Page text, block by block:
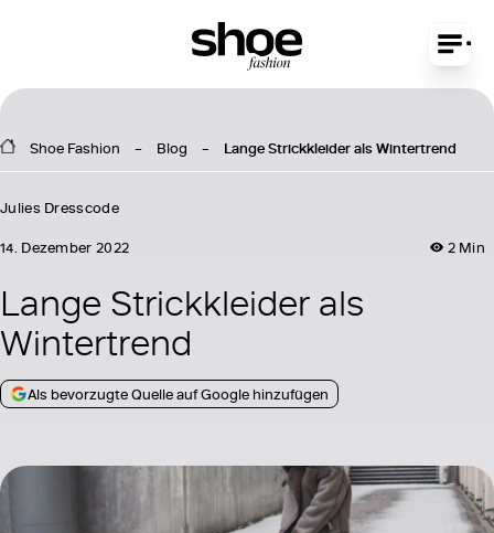
Shoe Fashion Blog Lange Strickkleider als Wintertrend
Julies Dresscode
2 Min
14. Dezember 2022
Lange Strickkleider als
Wintertrend
Als bevorzugte Quelle auf Google hinzufügen